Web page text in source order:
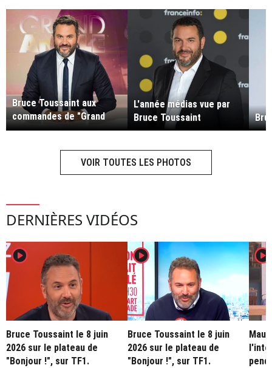
Bruce Toussaint aux
commandes de "Grand
Angle" sur BFMTV
L'année médias vue par
Bruce Toussaint
VOIR TOUTES LES PHOTOS
DERNIÈRES VIDÉOS
player2
Bruce Toussaint le 8 juin
2026 sur le plateau de
"Bonjour !", sur TF1.
player2
Bruce Toussaint le 8 juin
2026 sur le plateau de
"Bonjour !", sur TF1.
player2